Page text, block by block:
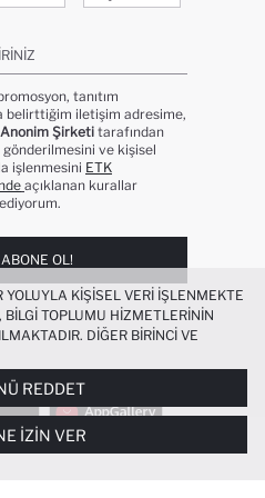
tanıtım
belirttiğim iletişim adresime,
Şirketi tarafından
ve kişisel
işlenmesini ETK
açıklanan kurallar
OL!
KIŞISEL VERI IŞLENMEKTE
TOPLUMU HIZMETLERININ
DIĞER BIRINCI VE
DAHA IYI BIR ALIŞVERIŞ
DAHA IŞLEVSEL KILINMASI VE
VERMENIZ HALINDE, SIZLERE
YAPILMASI AMAÇLARIYLA
ÇEREZLERE DAIR TERCIHLERINIZI
HER ZAMAN YÖNETEBILIR,
BILGIYE
REDDET
İZIN VER